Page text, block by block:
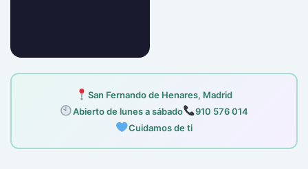
San Fernando de Henares, Madrid
Abierto de lunes a sábado
910 576 014
Cuidamos de ti